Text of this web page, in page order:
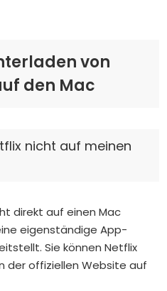
von
den Mac
nicht auf meinen
direkt auf einen Mac
eigenständige App-
Sie können Netflix
der offiziellen Website auf